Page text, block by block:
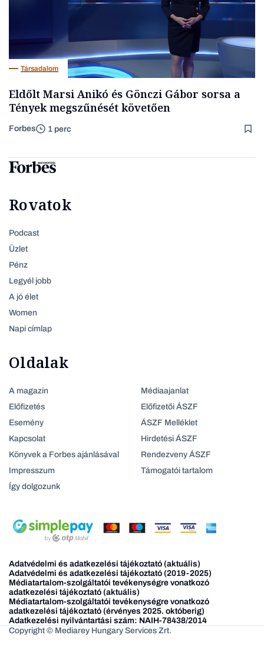
Társadalom
Eldőlt Marsi Anikó és Gönczi Gábor sorsa a
Tények megszűnését követően
Forbes 1 perc
Rovatok
Podcast
Üzlet
Pénz
Legyél jobb
A jó élet
Women
Napi címlap
Oldalak
A magazin
Előfizetés
Esemény
Kapcsolat
Könyvek a Forbes ajánlásával
Impresszum
Így dolgozunk
Médiaajanlat
Előfizetői ÁSZF
ÁSZF Melléklet
Hirdetési ÁSZF
Rendezveny ÁSZF
Támogatói tartalom
Adatvédelmi és adatkezelési tájékoztató (aktuális)
Adatvédelmi és adatkezelési tájékoztató (2019-2025)
Médiatartalom-szolgáltatói tevékenységre vonatkozó
adatkezelési tájékoztató (aktuális)
Médiatartalom-szolgáltatói tevékenységre vonatkozó
adatkezelési tájékoztató (érvényes 2025. októberig)
Adatkezelési nyilvántartási szám: NAIH-78438/2014
Copyright © Mediarey Hungary Services Zrt.